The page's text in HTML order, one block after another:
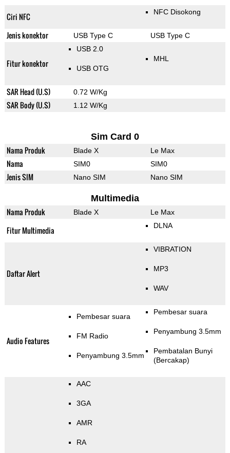
Ciri NFC NFC Disokong
Jenis konektor USB Type C USB Type C
Fitur konektor
USB 2.0
USB OTG
MHL
SAR Head (U.S) 0.72 W/Kg
SAR Body (U.S) 1.12 W/Kg
Sim Card 0
Nama Produk Blade X Le Max
Nama SIM0 SIM0
Jenis SIM Nano SIM Nano SIM
Multimedia
Nama Produk Blade X Le Max
Fitur Multimedia DLNA
Daftar Alert
VIBRATION
MP3
WAV
Audio Features
Pembesar suara
FM Radio
Penyambung 3.5mm
Pembesar suara
Penyambung 3.5mm
Pembatalan Bunyi
(Bercakap)
AAC
3GA
AMR
RA